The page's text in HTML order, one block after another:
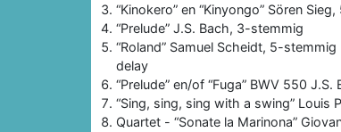
“Kinokero” en “Kinyongo” Sören
“Prelude” J.S. Bach, 3-stemmig
“Roland” Samuel Scheidt, 5-
delay
“Prelude” en/of “Fuga” BWV 550
“Sing, sing, sing with a swing” Louis
Quartet - “Sonate la Marinona”